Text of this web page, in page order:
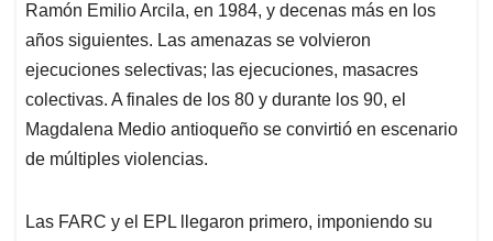
Ramón Emilio Arcila, en 1984, y decenas más en los
años siguientes. Las amenazas se volvieron
ejecuciones selectivas; las ejecuciones, masacres
colectivas. A finales de los 80 y durante los 90, el
Magdalena Medio antioqueño se convirtió en escenario
de múltiples violencias.
Las FARC y el EPL llegaron primero, imponiendo su